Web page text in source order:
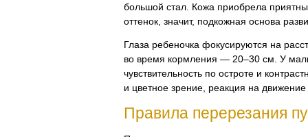
большой стал. Кожа приобрела
оттенок, значит, подкожная основа
Глаза ребеночка фокусируются на
во время кормления — 20–30 см. У
чувствительность по остроте и
и цветное зрение, реакция на
Правила перерезания